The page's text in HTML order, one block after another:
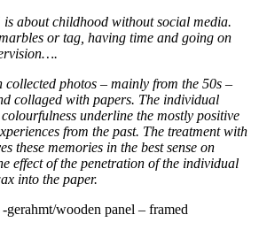
is about childhood without social media.
or tag, having time and going on
collected photos – mainly from the 50s –
collaged with papers. The individual
underline the mostly positive
from the past. The treatment with
these memories in the best sense on
effect of the penetration of the individual
into the paper.
wooden panel – framed